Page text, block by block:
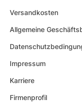
Versandkosten
Allgemeine
Impressum
Karriere
Firmenprofil